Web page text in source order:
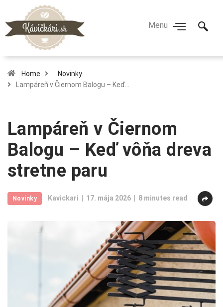
Home
Novinky
Lampáreň v Čiernom Balogu – Keď…
Lampáreň v Čiernom
Balogu – Keď vôňa dreva
stretne paru
Novinky Kavickari 17. mája 2026 8 minutes read